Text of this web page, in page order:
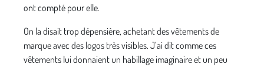
ont compté pour elle.
On la disait trop dépensière, achetant des vêtements de
marque avec des logos très visibles. J’ai dit comme ces
vêtements lui donnaient un habillage imaginaire et un peu